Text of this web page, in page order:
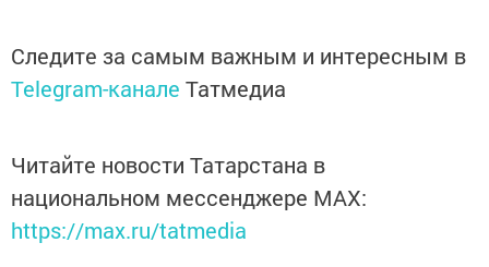
Следите за самым важным и интересным в
Telegram-канале Татмедиа
Читайте новости Татарстана в
национальном мессенджере MАХ:
https://max.ru/tatmedia